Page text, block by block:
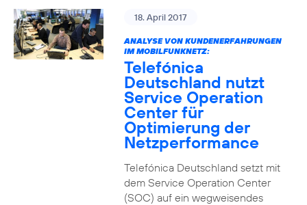
18. April 2017
ANALYSE VON KUNDENERFAHRUNGEN
IM MOBILFUNKNETZ:
Telefónica
Deutschland nutzt
Service Operation
Center für
Optimierung der
Netzperformance
Telefónica Deutschland setzt mit
dem Service Operation Center
(SOC) auf ein wegweisendes